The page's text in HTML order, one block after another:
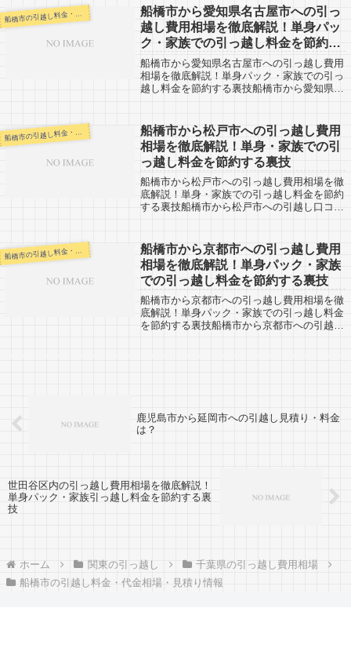
いね。船橋市から茂原市までは約57kmと...
船
船橋市から愛知県名古屋市への引っ
越し費用相場を徹底解説！単身パッ
ク・家族での引っ越し料金を節約す
る裏技
船橋市から愛知県名古屋市への引っ越し費用
相場を徹底解説！単身パック・家族での引っ
越し料金を節約する裏技船橋市から愛知県名
考えている人も参考にしてくださいね。船
橋...
船
船橋市から松戸市への引っ越し費用
相場を徹底解説！単身・家族での引
っ越し料金を節約する裏技
船橋市から松戸市への引っ越し費用相場を徹
底解説！単身・家族での引っ越し料金を節約
する裏技船橋市から松戸市への引越し口コミ
松戸市までは約15kmと近距離。当日中の...
船 橋市の引越し料金・代金相場・見積り情報
船橋市から京都市への引っ越し費用
相場を徹底解説！単身パック・家族
での引っ越し料金を節約する裏技
船橋市から京都市への引っ越し費用相場を徹
底解説！単身パック・家族での引っ越し料金
を節約する裏技船橋市から京都市への引越し
鹿児島市から延岡市への引越し見積り・料金
は？
世田谷区内の引っ越し費用相場を徹底解説！
単身パック・家族引っ越し料金を節約する裏
技
ホーム 関東の引っ越し
千葉県の引っ越し費用相場
船橋市の引越し料金・代金相場・見積り情報